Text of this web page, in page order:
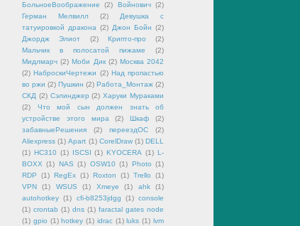
БольноеВоображение
(2) Войнович (2)
Герман Мелвилл
(2)
Девушка с
татуировкой дракона (2) Джон Бойн (2)
Джордж Элиот
(2) Крипто-про
(2)
Мальчик в полосатой пижаме
(2)
Мидлмарч (2) Моби Дик (2) Москва 2042
(2) НаброскиЧертежи (2) Над пропастью
во ржи (2) Пушкин (2) Работа_Монтаж (2)
СКД (2) Сэлинджер (2) Харуки Мураками
(2)
Что мой сын должен знать об
устройстве этого мира
(2) Шкаф
(2)
забавныеРешения
(2) переездОС
(2)
Aliexpress (1) Apart (1) CorelDraw (1) DELL
(1) HC310 (1) ISCSI (1) KYOCERA (1) L-
BOXX (1) NAS (1) OSW10 (1) Photo (1)
RDP
(1) RegEx (1) Roxton (1) Trello
(1)
VPN
(1) WSUS (1) Xmeye (1) ahk
(1)
autohotkey (1) cfi-b8253jdgg (1) console
(1) crontab (1) dns (1) faractal gates node
(1) gpio (1) hotkey (1) idrac (1) luks (1) lvm